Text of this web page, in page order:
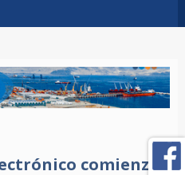
comienza